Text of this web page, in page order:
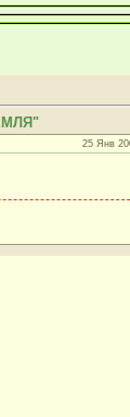
25 Янв